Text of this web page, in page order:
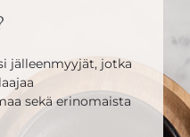
jälleenmyyjät, jotka
sekä erinomaista